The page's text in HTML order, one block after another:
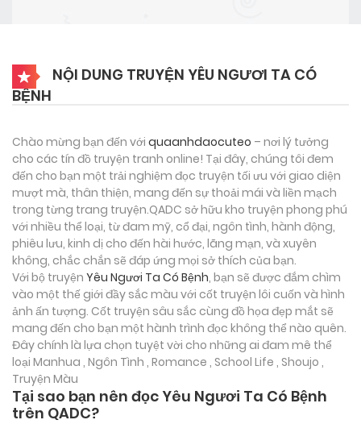
NỘI DUNG TRUYỆN YÊU NGƯƠI TA CÓ
BỆNH
Chào mừng bạn đến với quaanhdaocuteo – nơi lý tưởng
cho các tín đồ truyện tranh online! Tại đây, chúng tôi đem
đến cho bạn một trải nghiệm đọc truyện tối ưu với giao diện
mượt mà, thân thiện, mang đến sự thoải mái và liền mạch
trong từng trang truyện.QADC sở hữu kho truyện phong phú
với nhiều thể loại, từ đam mỹ, cổ đại, ngôn tình, hành động,
phiêu lưu, kinh dị cho đến hài hước, lãng mạn, và xuyên
không, chắc chắn sẽ đáp ứng mọi sở thích của bạn.
Với bộ truyện Yêu Ngươi Ta Có Bệnh, bạn sẽ được đắm chìm
vào một thế giới đầy sắc màu với cốt truyện lôi cuốn và hình
ảnh ấn tượng. Cốt truyện sâu sắc cùng đồ họa đẹp mắt sẽ
mang đến cho bạn một hành trình đọc không thể nào quên.
Đây chính là lựa chọn tuyệt vời cho những ai đam mê thể
loại Manhua , Ngôn Tình , Romance , School Life , Shoujo ,
Truyện Màu
Tại sao bạn nên đọc Yêu Ngươi Ta Có Bệnh
trên QADC?